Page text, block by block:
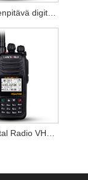
DMR Digital Radio VHF UHF Walkie TalkieDMR